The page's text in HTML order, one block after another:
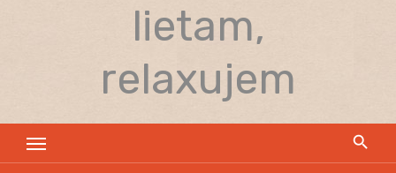
lietam,
relaxujem